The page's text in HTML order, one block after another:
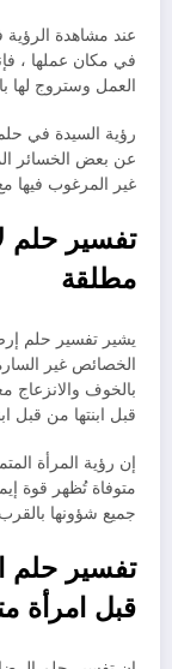
عند مشاهدة الرؤية
في مكان عملها ،
العمل وستروج لها
رؤية السيدة في
عن بعض الخسائر
غير المرغوب فيها
تفسير حلم
مطلقة
يشير تفسير حلم
الخصائص غير
بالخوف والانزعاج
قبل ابنتها من قبل
إن رؤية المرأة
متوفاة تُظهر قوة
جميع شؤونها
تفسير حلم
قبل امرأة